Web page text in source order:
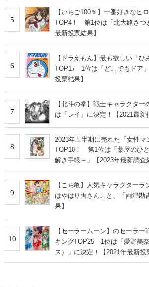
5
【いちご100％】一番好きなヒ
TOP4！ 第1位は「北大路さつ
最新投票結果】
6
【ドラえもん】最も欲しい「
TOP17 1位は「どこでもドア
投票結果】
7
【北斗の拳】戦士キャラクタ
は「レイ」に決定！【2021最新
8
2023年上半期に売れた「女性マ
TOP10！ 第1位は「薬屋のひ
解き手帳～」【2023年最新調査
9
【こち亀】人気キャラクター
はやはり両さんこと、「両津勘
果】
10
【セーラームーン】のセーラ
キングTOP25 1位は「愛野美
ス）」に決定！【2021年最新投